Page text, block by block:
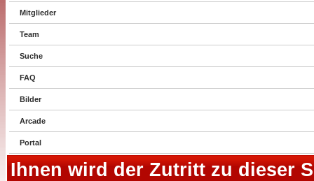
Mitglieder
Team
Suche
FAQ
Bilder
Arcade
Portal
Ihnen wird der Zutritt zu dieser